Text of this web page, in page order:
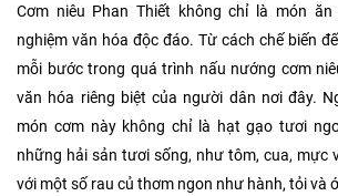
Cơm niêu Phan Thiết không chỉ là món
nghiệm văn hóa độc đáo. Từ cách chế biến
mỗi bước trong quá trình nấu nướng cơm
văn hóa riêng biệt của người dân nơi đây.
món cơm này không chỉ là hạt gạo tươi
những hải sản tươi sống, như tôm, cua, mực
với một số rau củ thơm ngon như hành, tỏi và